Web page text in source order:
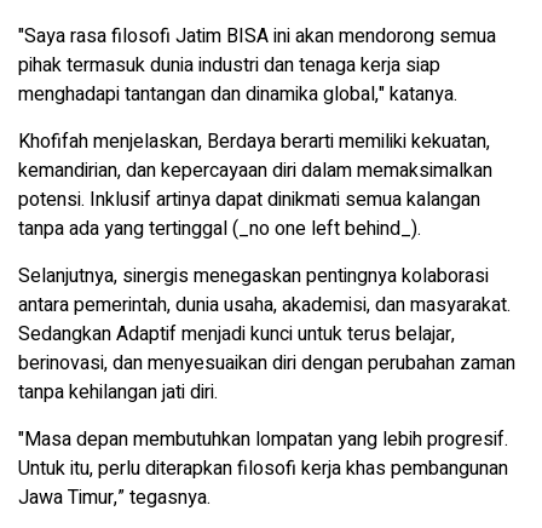
"Saya rasa filosofi Jatim BISA ini akan mendorong semua
pihak termasuk dunia industri dan tenaga kerja siap
menghadapi tantangan dan dinamika global," katanya.
Khofifah menjelaskan, Berdaya berarti memiliki kekuatan,
kemandirian, dan kepercayaan diri dalam memaksimalkan
potensi. Inklusif artinya dapat dinikmati semua kalangan
tanpa ada yang tertinggal (_no one left behind_).
Selanjutnya, sinergis menegaskan pentingnya kolaborasi
antara pemerintah, dunia usaha, akademisi, dan masyarakat.
Sedangkan Adaptif menjadi kunci untuk terus belajar,
berinovasi, dan menyesuaikan diri dengan perubahan zaman
tanpa kehilangan jati diri.
"Masa depan membutuhkan lompatan yang lebih progresif.
Untuk itu, perlu diterapkan filosofi kerja khas pembangunan
Jawa Timur,” tegasnya.